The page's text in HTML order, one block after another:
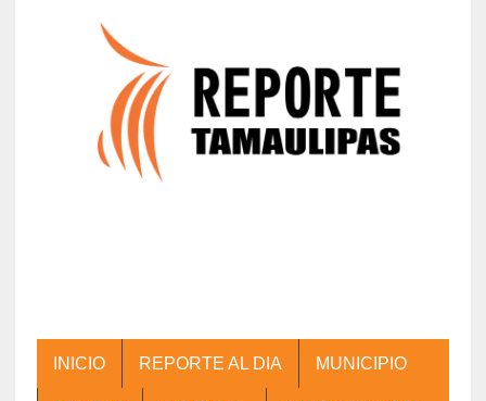
INICIO REPORTE AL DIA MUNICIPIO